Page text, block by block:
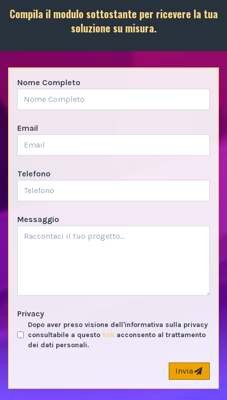
Compila il modulo sottostante per ricevere la tua
soluzione su misura.
Nome Completo
Email
Telefono
Messaggio
Privacy
Dopo aver preso visione dell'informativa sulla privacy
consultabile a questo link acconsento al trattamento
dei dati personali.
Invia